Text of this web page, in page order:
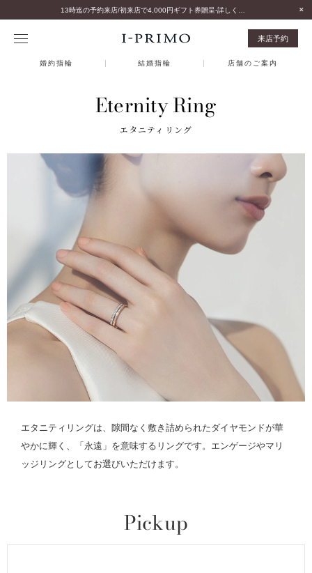
来店予約
婚約指輪 結婚指輪 店舗のご案内
Eternity Ring
エタニティリング
エタニティリングは、隙間なく敷き詰められたダイヤモンドが華
やかに輝く、「永遠」を意味するリングです。エンゲージやマリ
ッジリングとしてお選びいただけます。
Pickup